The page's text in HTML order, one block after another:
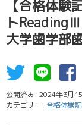
【合格体
ト
大学歯学部
公開済み: 2024年3月
カテゴリー: 合格体験記